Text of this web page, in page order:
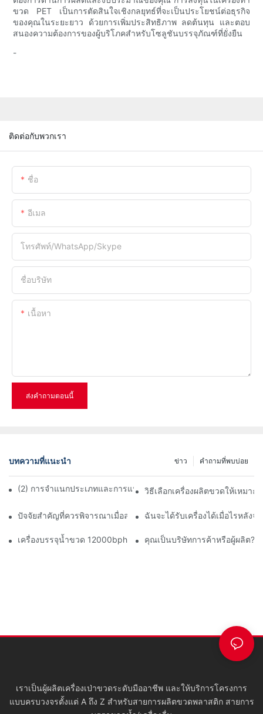
ขวด PET เป็นการตัดสินใจเชิงกลยุทธ์ที่จะเป็นประโยชน์ต่อธุรกิจ
ของคุณในระยะยาว ด้วยการเพิ่มประสิทธิภาพ ลดต้นทุน และตอบ
สนองความต้องการของผู้บริโภคสำหรับโซลูชันบรรจุภัณฑ์ที่ยั่งยืน
-
ติดต่อกับพวกเรา
ชื่อ
อีเมล
โทรศัพท์/WhatsApp/Skype
ชื่อบริษัท
เนื้อหา
ส่งคำถามตอนนี้
บทความที่แนะนำ คำถามที่พบบ่อย
ข่าว
(2) การจำแนกประเภทและการแนะนำเครื่องเป่าขวด - เครื่องเป่าฉีด
วิธีเลือกเครื่องผลิตขวดให้เหมา
ปัจจัยสำคัญที่ควรพิจารณาเมื่อลงทุนซื้อเครื่องบรรจุขวด
ฉันจะได้รับเครื่องได้เมื่อไรหลังจ
เครื่องบรรจุน้ำขวด 12000bph ครบวงจรคุณเป็นบริษัทการค้าหรือผู้ผลิต?
เราเป็นผู้ผลิตเครื่องเป่าขวดระดับมืออาชีพ และให้บริการโครงการ
แบบครบวงจรตั้งแต่ A ถึง Z สำหรับสายการผลิตขวดพลาสติก สายการ